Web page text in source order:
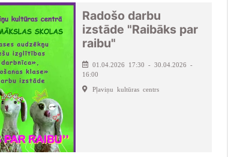
Radošo darbu
izstāde "Raibāks par
raibu"
01.04.2026 17:30 - 30.04.2026 -
16:00
Pļaviņu kultūras centrs